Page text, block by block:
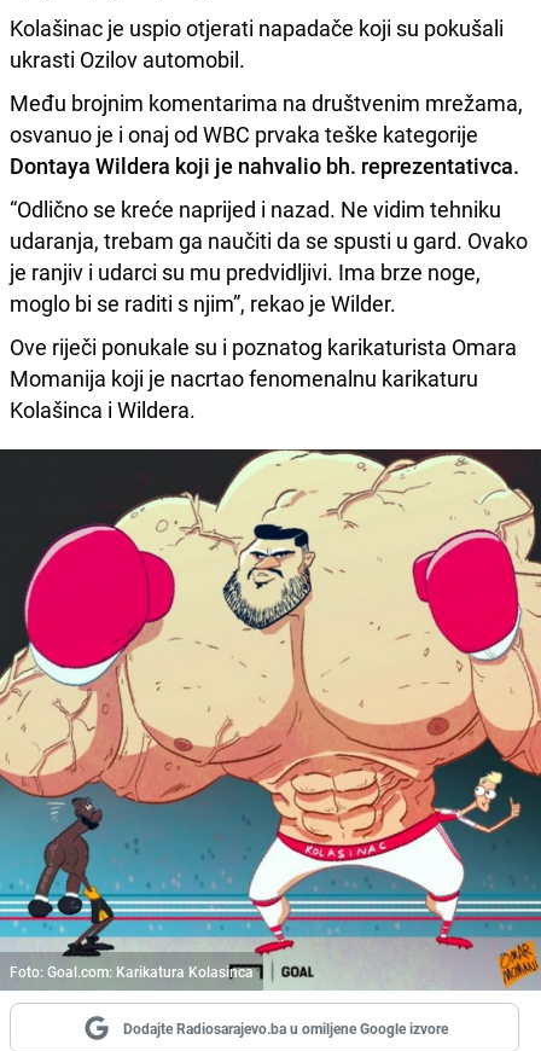
Kolašinac je uspio otjerati napadače koji su pokušali
ukrasti Ozilov automobil.
Među brojnim komentarima na društvenim mrežama,
osvanuo je i onaj od WBC prvaka teške kategorije
Dontaya Wildera koji je nahvalio bh. reprezentativca.
“Odlično se kreće naprijed i nazad. Ne vidim tehniku
udaranja, trebam ga naučiti da se spusti u gard. Ovako
je ranjiv i udarci su mu predvidljivi. Ima brze noge,
moglo bi se raditi s njim”, rekao je Wilder.
Ove riječi ponukale su i poznatog karikaturista Omara
Momanija koji je nacrtao fenomenalnu karikaturu
Kolašinca i Wildera.
Foto: Goal.com: Karikatura Kolasinca
Dodajte Radiosarajevo.ba u omiljene Google izvore